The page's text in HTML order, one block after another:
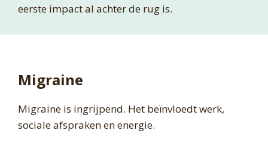
eerste impact al achter de rug is.
Migraine
Migraine is ingrijpend. Het beïnvloedt werk,
sociale afspraken en energie.